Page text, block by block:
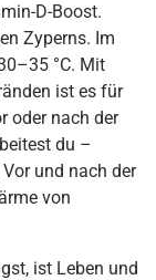
D-Boost.
Zyperns. Im
°C. Mit
ist es für
oder nach der
du –
und nach der
von
ist Leben und